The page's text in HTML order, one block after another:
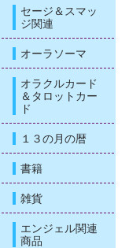
セージ＆スマッ
ジ関連
オーラソーマ
オラクルカード
＆タロットカー
ド
１３の月の暦
書籍
雑貨
エンジェル関連
商品